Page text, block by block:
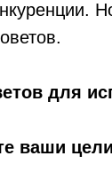
для
ваши цели